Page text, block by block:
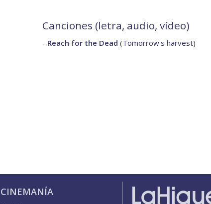
Canciones (letra, audio, vídeo)
- Reach for the Dead (Tomorrow's harvest)
CINEMANÍA